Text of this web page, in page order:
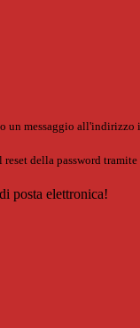
un messaggio all'indirizzo
della password tramite
posta elettronica!